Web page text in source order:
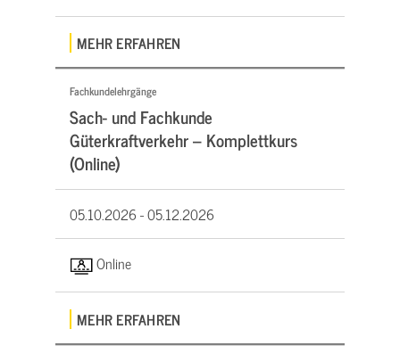
MEHR ERFAHREN
Fachkundelehrgänge
Sach- und Fachkunde
Güterkraftverkehr – Komplettkurs
(Online)
05.10.2026 -05.12.2026
Online
MEHR ERFAHREN